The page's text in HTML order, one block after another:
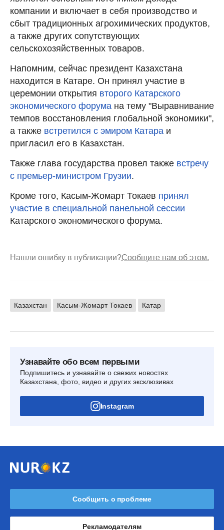
компании и включает в себя производство и
сбыт традиционных агрохимических продуктов,
а также других сопутствующих
сельскохозяйственных товаров.
Напомним, сейчас президент Казахстана
находится в Катаре. Он принял участие в
церемонии открытия второго Катарского
экономического форума на тему "Выравнивание
темпов восстановления глобальной экономики",
а также встретился с эмиром Катара и
пригласил его в Казахстан.
Также глава государства провел также встречу
с премьер-министром Грузии.
Кроме того, Касым-Жомарт Токаев принял
участие в специальной панельной сессии
Катарского экономического форума.
Нашли ошибку в публикации?Сообщите нам об этом.
Казахстан Касым-Жомарт Токаев Катар
Узнавайте обо всем первыми
Подпишитесь и узнавайте о свежих новостях
Казахстана, фото, видео и других эксклюзивах
Instagram
Сообщить о проблеме
Рекламодателям